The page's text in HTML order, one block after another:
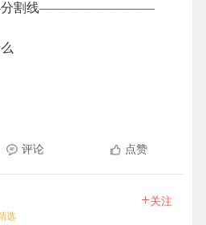
割线—————————
评论 点赞
选
+关注